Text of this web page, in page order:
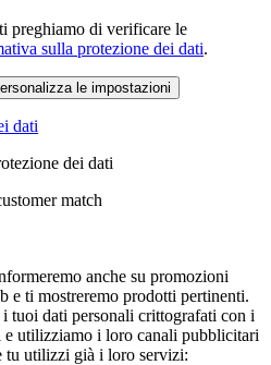
preghiamo di verificare le
sulla protezione dei dati.
le impostazioni
dati
dei dati
match
anche su promozioni
e ti mostreremo prodotti pertinenti.
tuoi dati personali crittografati con i
e utilizziamo i loro canali pubblicitari
tu utilizzi già i loro servizi: